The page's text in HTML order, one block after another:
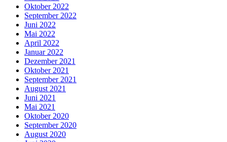
Oktober 2022
September 2022
Juni 2022
Mai 2022
April 2022
Januar 2022
Dezember 2021
Oktober 2021
September 2021
August 2021
Juni 2021
Mai 2021
Oktober 2020
September 2020
August 2020